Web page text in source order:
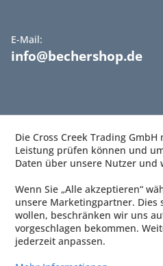
E-Mail:
info@bechershop.de
Die Cross Creek Trading
Leistung prüfen können und
Daten über unsere Nutzer und
Wenn Sie „Alle akzeptieren“
unsere Marketingpartner. Dies
wollen, beschränken wir uns
vorgeschlagen bekommen.
jederzeit anpassen.